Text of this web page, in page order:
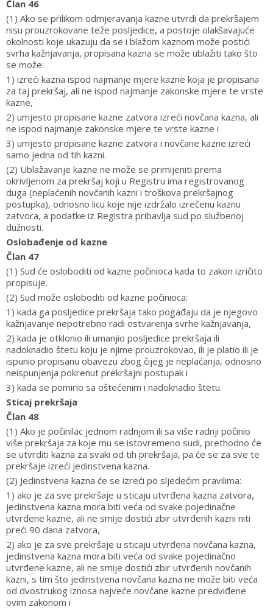
Član 46
(1) Ako se prilikom odmjeravanja kazne utvrdi da prekršajem
nisu prouzrokovane teže posljedice, a postoje olakšavajuće
okolnosti koje ukazuju da se i blažom kaznom može postići
svrha kažnjavanja, propisana kazna se može ublažiti tako što
se može:
1) izreći kazna ispod najmanje mjere kazne koja je propisana
za taj prekršaj, ali ne ispod najmanje zakonske mjere te vrste
kazne,
2) umjesto propisane kazne zatvora izreći novčana kazna, ali
ne ispod najmanje zakonske mjere te vrste kazne i
3) umjesto propisane kazne zatvora i novčane kazne izreći
samo jedna od tih kazni.
(2) Ublažavanje kazne ne može se primijeniti prema
okrivljenom za prekršaj koji u Registru ima registrovanog
duga (neplaćenih novčanih kazni i troškova prekršajnog
postupka), odnosno licu koje nije izdržalo izrečenu kaznu
zatvora, a podatke iz Registra pribavlja sud po službenoj
dužnosti.
Oslobađenje od kazne
Član 47
(1) Sud će osloboditi od kazne počinioca kada to zakon izričito
propisuje.
(2) Sud može osloboditi od kazne počinioca:
1) kada ga posljedice prekršaja tako pogađaju da je njegovo
kažnjavanje nepotrebno radi ostvarenja svrhe kažnjavanja,
2) kada je otklonio ili umanjio posljedice prekršaja ili
nadoknadio štetu koju je njime prouzrokovao, ili je platio ili je
ispunio propisanu obavezu zbog čijeg je neplaćanja, odnosno
neispunjenja pokrenut prekršajni postupak i
3) kada se pomirio sa oštećenim i nadoknadio štetu.
Sticaj prekršaja
Član 48
(1) Ako je počinilac jednom radnjom ili sa više radnji počinio
više prekršaja za koje mu se istovremeno sudi, prethodno će
se utvrditi kazna za svaki od tih prekršaja, pa će se za sve te
prekršaje izreći jedinstvena kazna.
(2) Jedinstvena kazna će se izreći po sljedećim pravilima:
1) ako je za sve prekršaje u sticaju utvrđena kazna zatvora,
jedinstvena kazna mora biti veća od svake pojedinačne
utvrđene kazne, ali ne smije dostići zbir utvrđenih kazni niti
preći 90 dana zatvora,
2) ako je za sve prekršaje u sticaju utvrđena novčana kazna,
jedinstvena kazna mora biti veća od svake pojedinačno
utvrđene kazne, ali ne smije dostići zbir utvrđenih novčanih
kazni, s tim što jedinstvena novčana kazna ne može biti veća
od dvostrukog iznosa najveće novčane kazne predviđene
ovim zakonom i